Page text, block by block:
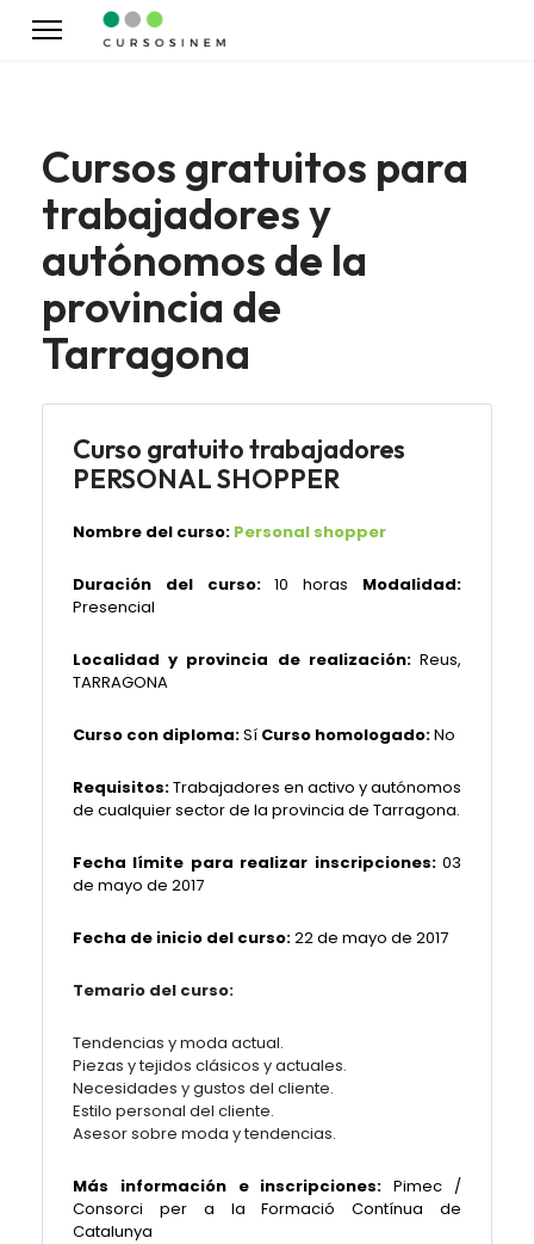
Cursos gratuitos para
trabajadores y
autónomos de la
provincia de
Tarragona
Curso gratuito trabajadores
PERSONAL SHOPPER
Nombre del curso: Personal shopper
Duración del curso:10 horas Modalidad:
Presencial
Localidad y provincia de realización:Reus,
TARRAGONA
Curso con diploma:Sí Curso homologado:No
Requisitos:Trabajadores en activo y autónomos
de cualquier sector de la provincia de Tarragona.
Fecha límite para realizar inscripciones: 03
de mayo de 2017
Fecha de inicio del curso:22 de mayo de 2017
Temario del curso:
Tendencias y moda actual.
Piezas y tejidos clásicos y actuales.
Necesidades y gustos del cliente.
Estilo personal del cliente.
Asesor sobre moda y tendencias.
Más información e inscripciones: Pimec /
Consorci per a la Formació Contínua de
Catalunya